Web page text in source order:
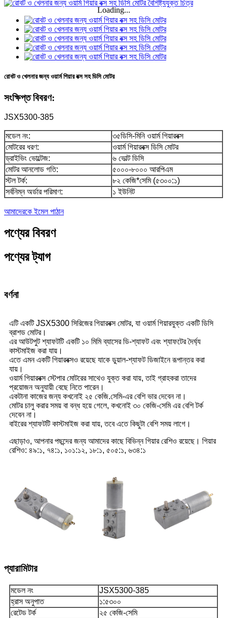
Loading...
রোবট ও খেলনার জন্য ওয়ার্ম গিয়ার বক্স সহ ডিসি মোটর
সংক্ষিপ্ত বিবরণ:
JSX5300-385
মডেল নং:
৩৫ডিসি-মিনি ওয়ার্ম গিয়ারবক্স
মোটরের ধরণ:
ওয়ার্ম গিয়ারবক্স ডিসি মোটর
ড্রাইভিং ভোল্টেজ:
৬ ভোল্ট ডিসি
মোটর আনলোড গতি:
৫০০০-৮০০০ আরপিএম
স্টল টর্ক:
৮২ কেজি*সেমি (৫৩০০:১)
সর্বনিম্ন অর্ডার পরিমাণ:
১ ইউনিট
আমাদেরকে ইমেল পাঠান
পণ্যের বিবরণ
পণ্যের ট্যাগ
বর্ণনা
এটি একটি JSX5300 সিরিজের গিয়ারবক্স মোটর, যা ওয়ার্ম গিয়ারযুক্ত একটি ডিসি
ব্রাশড মোটর।
এর আউটপুট শ্যাফটটি একটি ১০ মিমি ব্যাসের ডি-শ্যাফট এবং শ্যাফটের দৈর্ঘ্য
কাস্টমাইজ করা যায়।
এতে এমন একটি গিয়ারবক্সও রয়েছে যাকে ডুয়াল-শ্যাফট ডিজাইনে রূপান্তর করা
যায়।
ওয়ার্ম গিয়ারবক্স স্টেপার মোটরের সাথেও যুক্ত করা যায়, তাই গ্রাহকরা তাদের
প্রয়োজন অনুযায়ী বেছে নিতে পারেন।
একটানা কাজের জন্য কখনোই ২৫ কেজি.সেমি-এর বেশি ভার দেবেন না।
মোটর চালু করার সময় বা বন্ধ হয়ে গেলে, কখনোই ৩০ কেজি-সেমি এর বেশি টর্ক
দেবেন না।
বাইরের শ্যাফটটি কাস্টমাইজ করা যায়, তবে এতে কিছুটা বেশি সময় লাগে।
এছাড়াও, আপনার পছন্দের জন্য আমাদের কাছে বিভিন্ন গিয়ার রেশিও রয়েছে। গিয়ার
রেশিও: ৪৯:১, ৭৪:১, ১০১:১২, ১৮:১, ৫০৫:১, ৬৩৪:১
প্যারামিটার
মডেল নং
JSX5300-385
হ্রাস অনুপাত
১:৫৩০০
রেটেড টর্ক
২৫ কেজি-সেমি